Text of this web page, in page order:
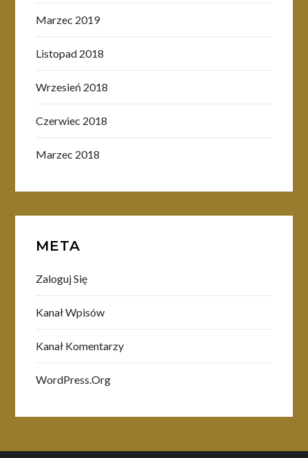
Marzec 2019
Listopad 2018
Wrzesień 2018
Czerwiec 2018
Marzec 2018
META
Zaloguj Się
Kanał Wpisów
Kanał Komentarzy
WordPress.org